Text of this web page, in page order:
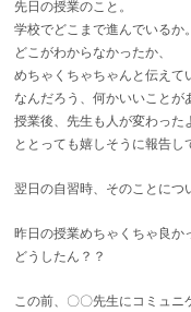
先日の授業のこと。
学校でどこまで進んでいるか。
どこがわからなかったか、
めちゃくちゃちゃんと伝えて
なんだろう、何かいいことが
授業後、先生も人が変わった
ととっても嬉しそうに報告し
翌日の自習時、そのことにつ
昨日の授業めちゃくちゃ良か
どうしたん？？
この前、〇〇先生にコミュニ